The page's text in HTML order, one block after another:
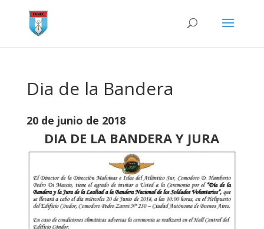
Dia de la Bandera
20 de junio de 2018
DIA DE LA BANDERA Y JURA